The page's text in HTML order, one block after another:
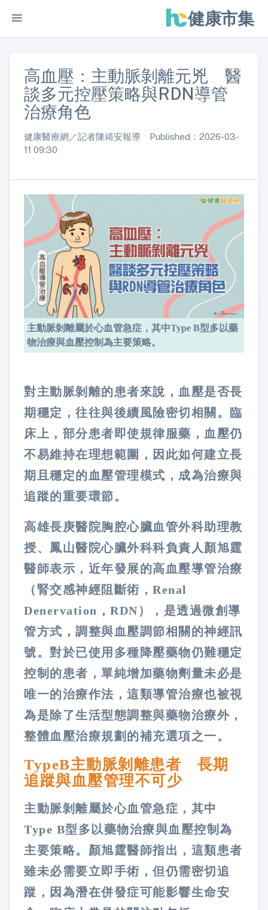
健康市集
高血壓：主動脈剝離元兇 醫
談多元控壓策略與RDN導管
治療角色
健康醫療網／記者陳靖安報導 Published：2026-03-
11 09:30
主動脈剝離屬於心血管急症，其中Type B型多以藥
物治療與血壓控制為主要策略。
對主動脈剝離的患者來說，血壓是否長
期穩定，往往與後續風險密切相關。臨
床上，部分患者即使規律服藥，血壓仍
不易維持在理想範圍，因此如何建立長
期且穩定的血壓管理模式，成為治療與
追蹤的重要環節。
高雄長庚醫院胸腔心臟血管外科助理教
授、鳳山醫院心臟外科科負責人顏旭霆
醫師表示，近年發展的高血壓導管治療
（腎交感神經阻斷術，Renal
Denervation，RDN），是透過微創導
管方式，調整與血壓調節相關的神經訊
號。對於已使用多種降壓藥物仍難穩定
控制的患者，單純增加藥物劑量未必是
唯一的治療作法，這類導管治療也被視
為是除了生活型態調整與藥物治療外，
整體血壓治療規劃的補充選項之一。
TypeB主動脈剝離患者 長期
追蹤與血壓管理不可少
主動脈剝離屬於心血管急症，其中
Type B型多以藥物治療與血壓控制為
主要策略。顏旭霆醫師指出，這類患者
雖未必需要立即手術，但仍需密切追
蹤，因為潛在併發症可能影響生命安